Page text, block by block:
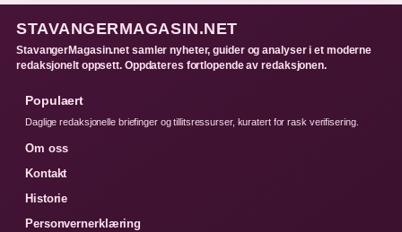
STAVANGERMAGASIN.NET
StavangerMagasin.net samler nyheter, guider og analyser i et moderne
redaksjonelt oppsett. Oppdateres fortlopende av redaksjonen.
Populaert
Daglige redaksjonelle briefinger og tillitsressurser, kuratert for rask verifisering.
Om oss
Kontakt
Historie
Personvernerklæring